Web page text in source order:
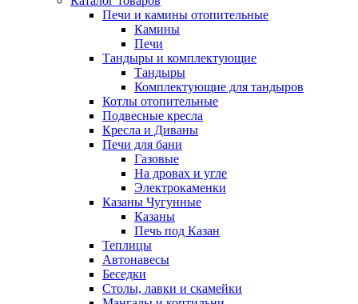
Печи и камины отопительные
Камины
Печи
Тандыры и комплектующие
Тандыры
Комплектующие для тандыров
Котлы отопительные
Подвесные кресла
Кресла и Диваны
Печи для бани
Газовые
На дровах и угле
Электрокаменки
Казаны Чугунные
Казаны
Печь под Казан
Теплицы
Автонавесы
Беседки
Столы, лавки и скамейки